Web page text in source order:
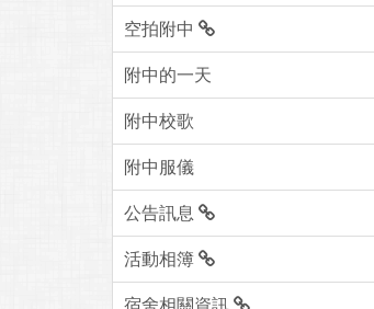
空拍附中
附中的一天
附中校歌
附中服儀
公告訊息
活動相簿
宿舍相關資訊